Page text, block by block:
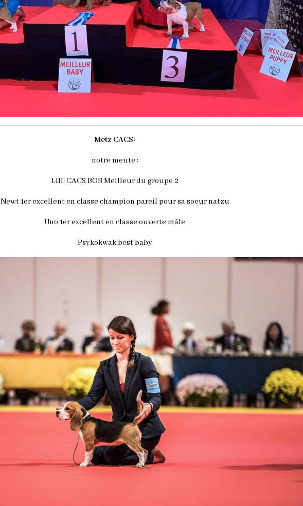
Metz CACS:
notre meute :
Lili: CACS BOB Meilleur du groupe 2
Newt 1er excellent en classe champion pareil pour sa soeur natzu
Uno 1er excellent en classe ouverte mâle
Psykokwak best baby